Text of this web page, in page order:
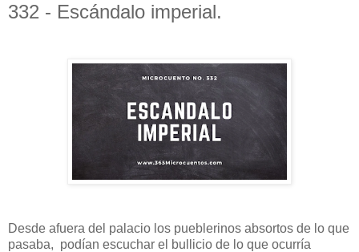
332 - Escándalo imperial.
Desde afuera del palacio los pueblerinos absortos de lo que
pasaba, podían escuchar el bullicio de lo que ocurría